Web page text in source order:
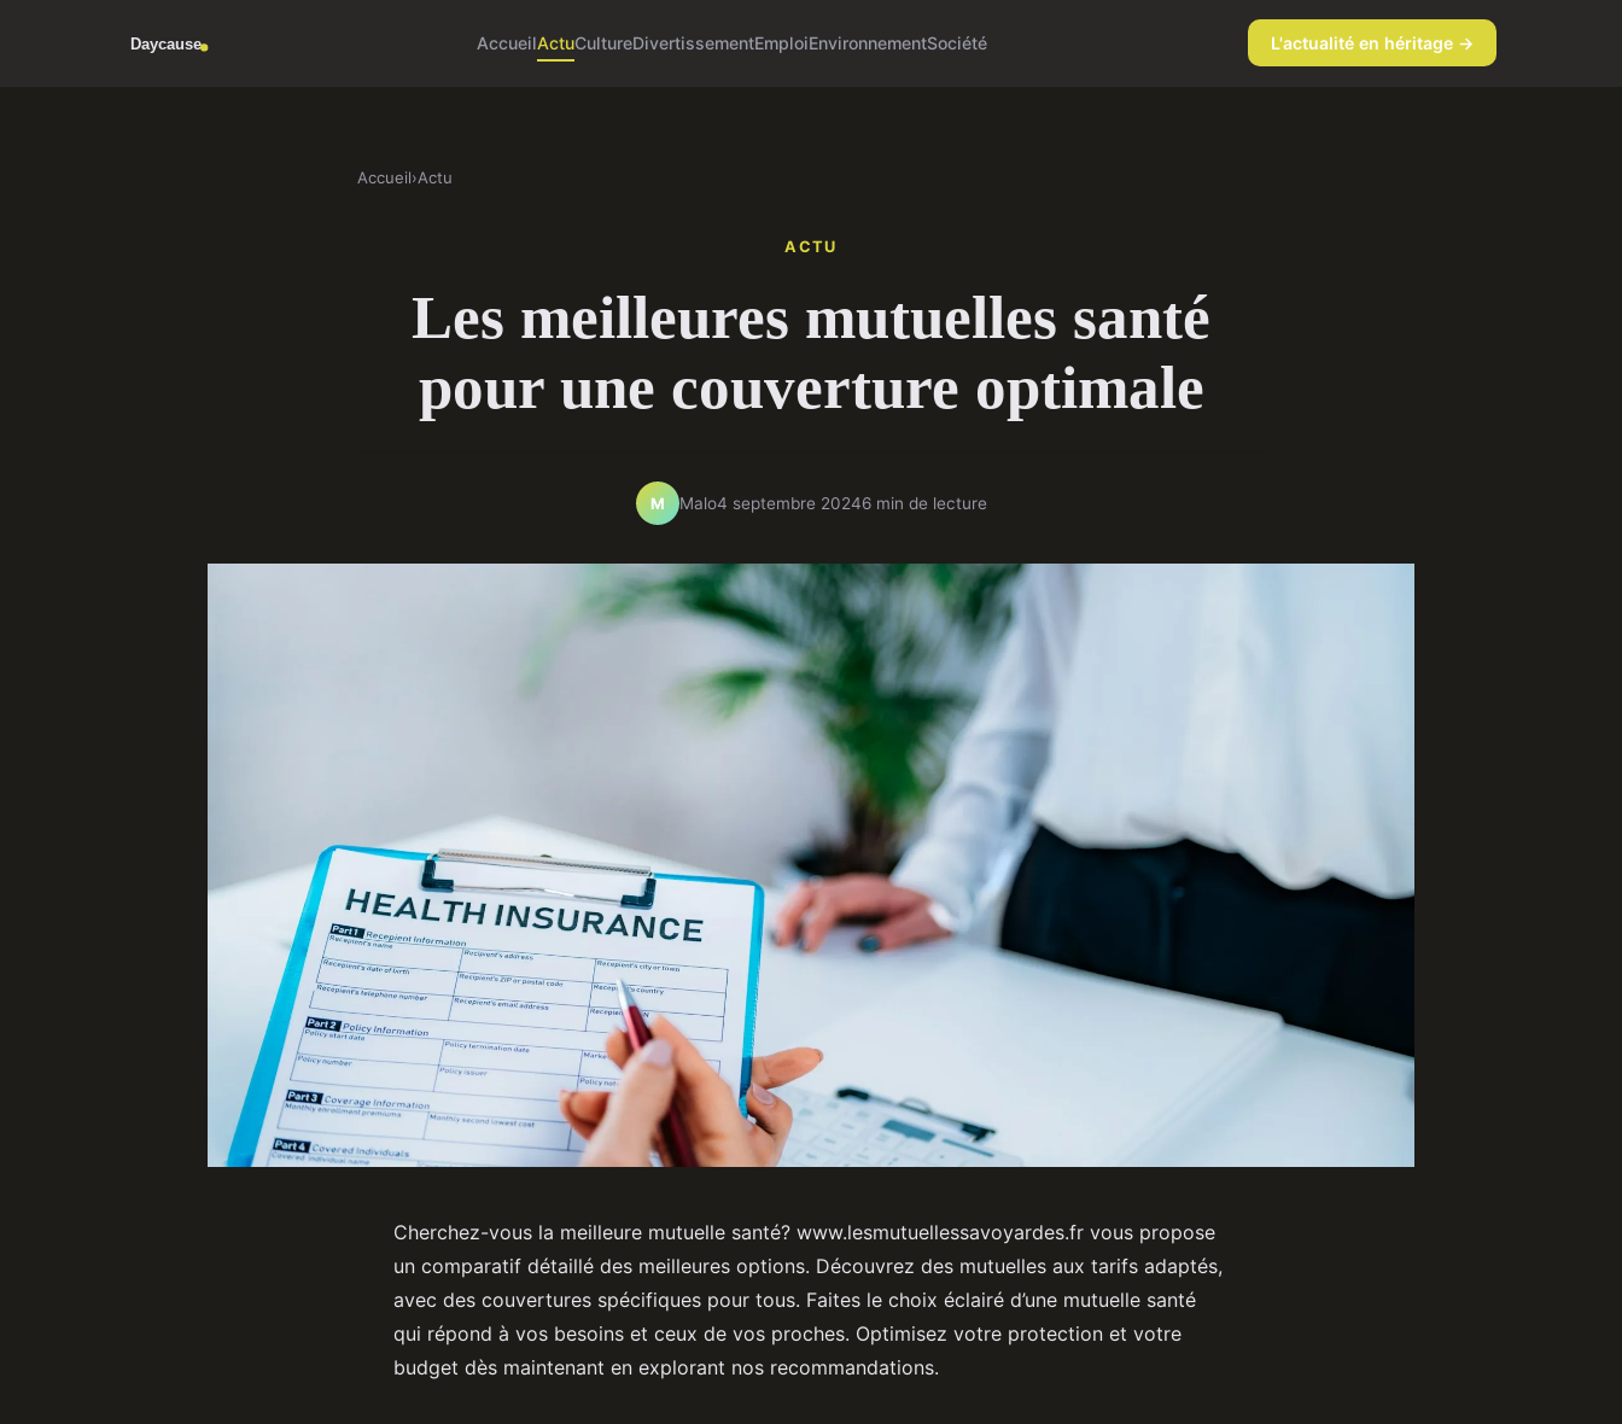
AccueilActuCultureDivertissementEmploiEnvironnementSociété L'actualité en héritage →
Accueil›Actu
ACTU
Les meilleures mutuelles santé
pour une couverture optimale
M Malo4 septembre 20246 min de lecture
Cherchez-vous la meilleure mutuelle santé? www.lesmutuellessavoyardes.fr vous propose
un comparatif détaillé des meilleures options. Découvrez des mutuelles aux tarifs adaptés,
avec des couvertures spécifiques pour tous. Faites le choix éclairé d’une mutuelle santé
qui répond à vos besoins et ceux de vos proches. Optimisez votre protection et votre
budget dès maintenant en explorant nos recommandations.